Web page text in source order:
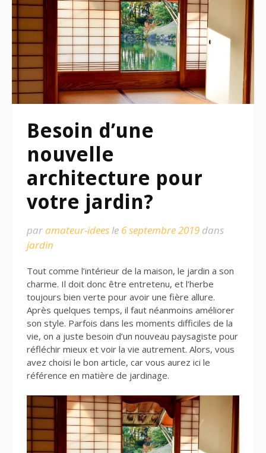
Besoin d’une
nouvelle
architecture pour
votre jardin?
paramateur-ideesle 6 septembre 2019 dans
jardin
Tout comme l’intérieur de la maison, le jardin a son
charme. Il doit donc être entretenu, et l’herbe
toujours bien verte pour avoir une fière allure.
Après quelques temps, il faut néanmoins améliorer
son style. Parfois dans les moments difficiles de la
vie, on a juste besoin d’un nouveau paysagiste pour
réfléchir mieux et voir la vie autrement. Alors, vous
avez choisi le bon article, car vous aurez ici le
référence en matière de jardinage.